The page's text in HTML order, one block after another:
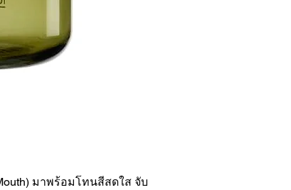
มาพร้อมโทนสีสดใส จับ